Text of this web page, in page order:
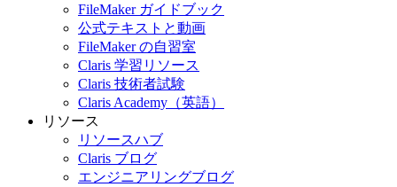
FileMaker ガイドブック
公式テキストと動画
FileMaker の自習室
Claris 学習リソース
Claris 技術者試験
Claris Academy（英語）
リソース
リソースハブ
Claris ブログ
エンジニアリングブログ